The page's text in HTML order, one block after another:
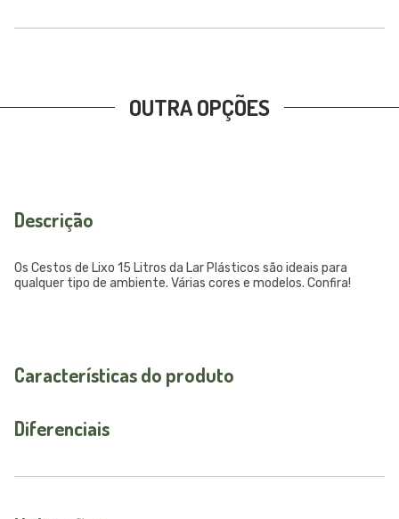
OUTRA OPÇÕES
Descrição
Os Cestos de Lixo 15 Litros da Lar Plásticos são ideais para
qualquer tipo de ambiente. Várias cores e modelos. Confira!
Características do produto
Diferenciais